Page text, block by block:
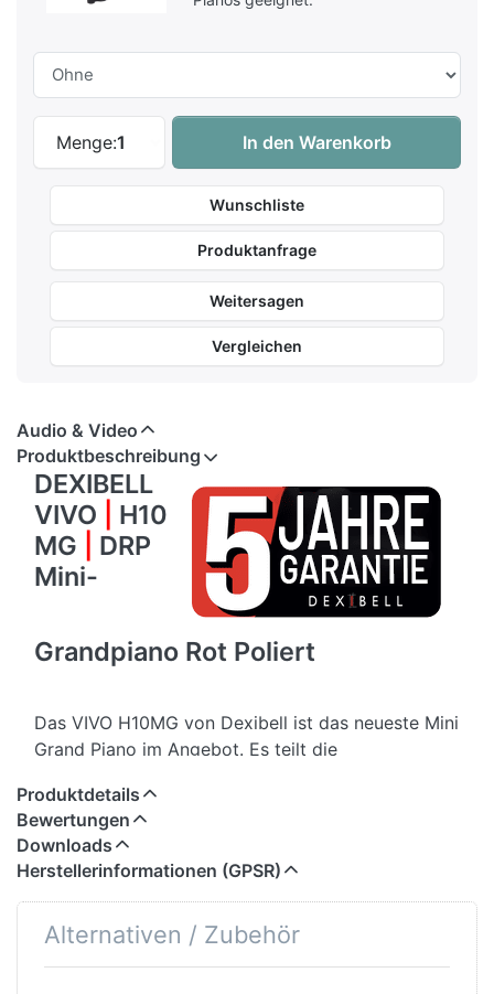
Menge:1
Dexibell VIVO | H10 MG | DRP - Mini-
In den Warenkorb
Wunschliste
Produktanfrage
Weitersagen
Vergleichen
Audio & Video
Produktbeschreibung
DEXIBELL
VIVO
H10
MG
DRP
Mini-
Grandpiano Rot Poliert
Das VIVO H10MG von Dexibell ist das neueste Mini
Grand Piano im Angebot. Es teilt die
VIVO H10, welche als eine der besten in der Welt
der Digitalpianos gilt. Zu den herausragenden
Merkmalen gehören der leistungsfähigste
Prozessor seiner Klasse, eine exklusive Hybrid-
Holztastatur mit einem "Ivory Feel" und einer
"Escapement"-Funktion für ein authentisches
Produktdetails
Bewertungen
Downloads
Herstellerinformationen (GPSR)
Alternativen / Zubehör